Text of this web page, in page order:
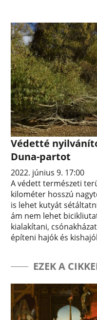
Védetté
Duna-partot
2022. június 9. 17:00
A védett természeti
kilométer hosszú
is lehet kutyát
ám nem lehet
kialakítani,
építeni hajók és
EZEK A